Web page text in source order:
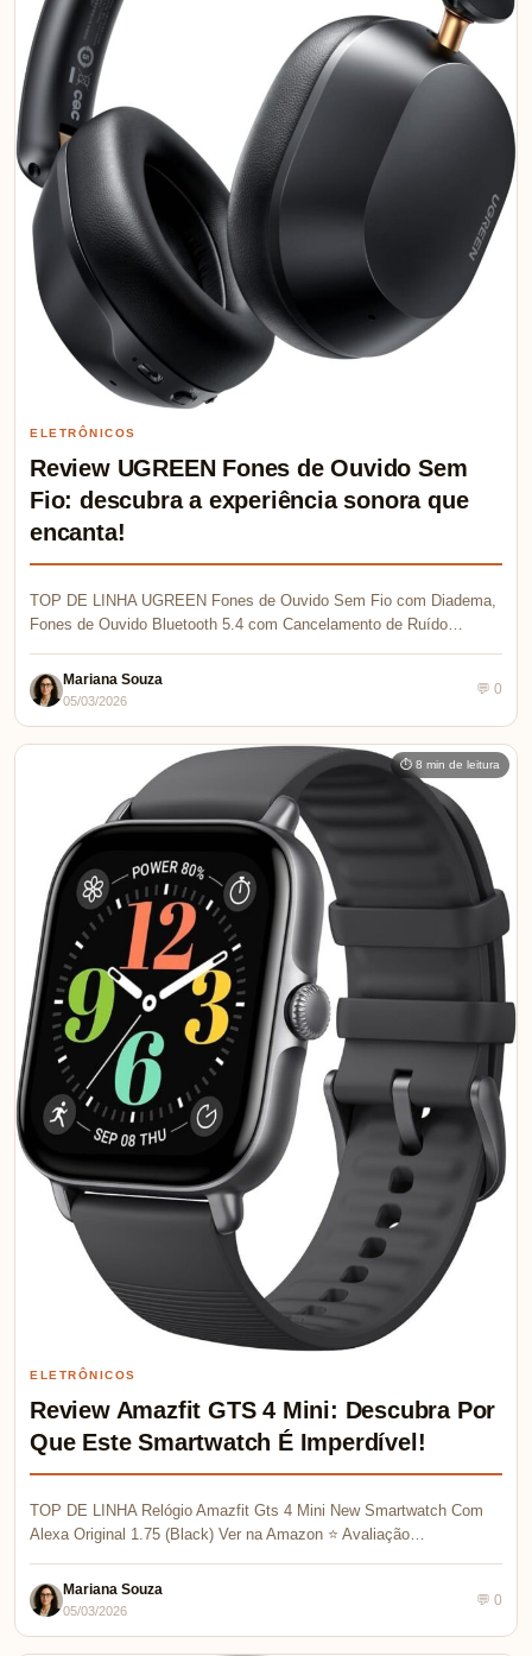
ELETRÔNICOS
Review UGREEN Fones de Ouvido Sem
Fio: descubra a experiência sonora que
encanta!
TOP DE LINHA UGREEN Fones de Ouvido Sem Fio com Diadema,
Fones de Ouvido Bluetooth 5.4 com Cancelamento de Ruído…
Mariana Souza
05/03/2026
💬 0
⏱ 8 min de leitura
ELETRÔNICOS
Review Amazfit GTS 4 Mini: Descubra Por
Que Este Smartwatch É Imperdível!
TOP DE LINHA Relógio Amazfit Gts 4 Mini New Smartwatch Com
Alexa Original 1.75 (Black) Ver na Amazon ⭐ Avaliação…
Mariana Souza
05/03/2026
💬 0